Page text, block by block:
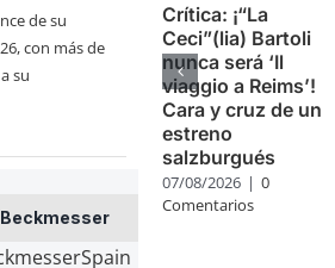
de su
con más de
su
Crítica: ¡“La
Ceci”(lia) Bartoli
nunca será ‘Il
viaggio a Reims’!
Cara y cruz de un
estreno
salzburgués
07/08/2026 | 0
Comentarios